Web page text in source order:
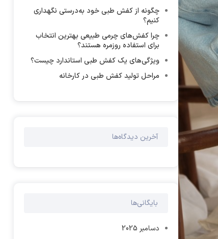
چگونه از کفش طبی خود به‌درستی نگهداری
کنیم؟
چرا کفش‌های چرمی طبیعی بهترین انتخاب
برای استفاده روزمره هستند؟
ویژگی‌های یک کفش طبی استاندارد چیست؟
مراحل تولید کفش طبی در کارخانه
آخرین دیدگاه‌ها
بایگانی‌ها
دسامبر 2025